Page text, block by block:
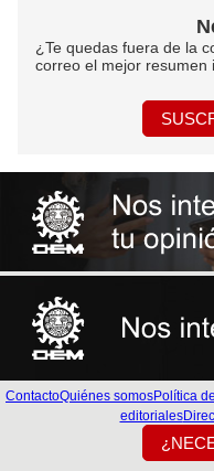
¿Te quedas fuera de la
correo el mejor resumen
ContactoQuiénes somosPolítica
editoriales